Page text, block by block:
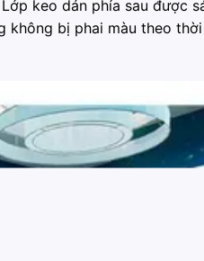
keo dán phía sau được
bị phai màu theo